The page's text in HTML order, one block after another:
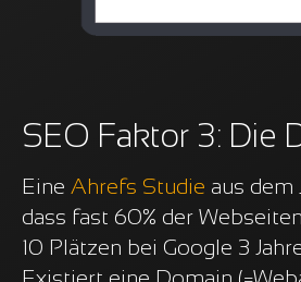
SEO Faktor 3: Die
Eine Ahrefs Studie aus dem
dass fast 60% der
10 Plätzen bei Google 3